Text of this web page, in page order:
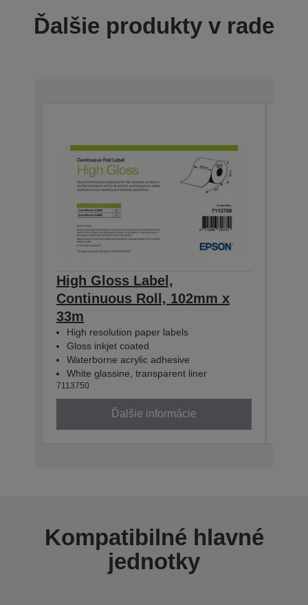
Ďalšie produkty v rade
High Gloss Label,
Continuous Roll, 102mm x
33m
High resolution paper labels
Gloss inkjet coated
Waterborne acrylic adhesive
White glassine, transparent liner
7113750
Ďalšie informácie
Kompatibilné hlavné
jednotky